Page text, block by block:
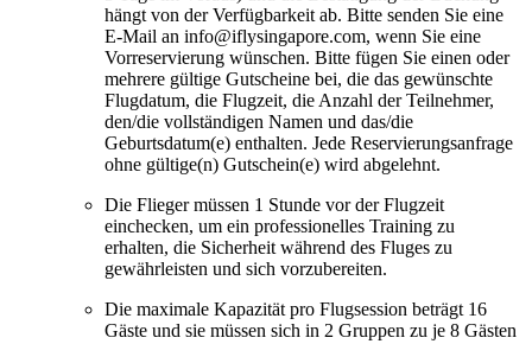
hängt von der Verfügbarkeit ab. Bitte senden Sie eine
E-Mail an info@iflysingapore.com, wenn Sie eine
Vorreservierung wünschen. Bitte fügen Sie einen oder
mehrere gültige Gutscheine bei, die das gewünschte
Flugdatum, die Flugzeit, die Anzahl der Teilnehmer,
den/die vollständigen Namen und das/die
Geburtsdatum(e) enthalten. Jede Reservierungsanfrage
ohne gültige(n) Gutschein(e) wird abgelehnt.
Die Flieger müssen 1 Stunde vor der Flugzeit
einchecken, um ein professionelles Training zu
erhalten, die Sicherheit während des Fluges zu
gewährleisten und sich vorzubereiten.
Die maximale Kapazität pro Flugsession beträgt 16
Gäste und sie müssen sich in 2 Gruppen zu je 8 Gästen